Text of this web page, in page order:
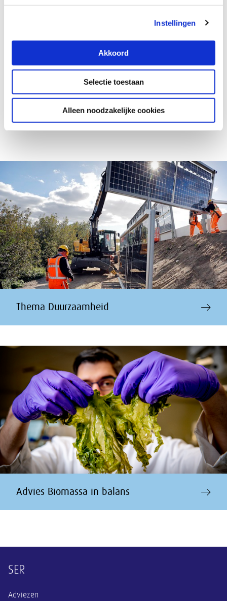
Instellingen
Akkoord
Selectie toestaan
Alleen noodzakelijke cookies
Zicht op: magazine artikelen
Column Kim Putters: Toekomstperspectief voor
agrifood, water en natuur
Hoe de circulaire economie de energietransitie kan
versnellen
Thema Duurzaamheid
Advies Biomassa in balans
Overige informatie
SER
Adviezen